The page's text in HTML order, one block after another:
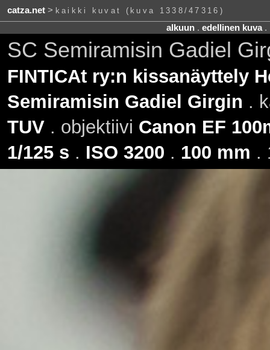
catza.net> kaikki kuvat (kuva 1338/47316)
alkuun. edellinen kuva.
SC Semiramisin Gadiel
FINTICAt ry:n kissanäyttely
Semiramisin Gadiel Girgin .
TUV. objektiivi Canon EF
1/125 s . ISO 3200 . 100 mm .